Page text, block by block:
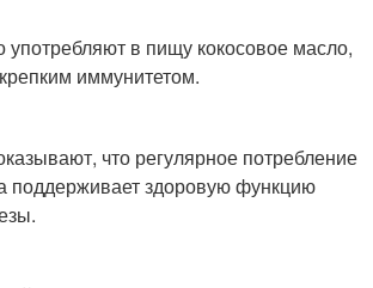
употребляют в пищу кокосовое масло,
иммунитетом.
что регулярное потребление
поддерживает здоровую функцию